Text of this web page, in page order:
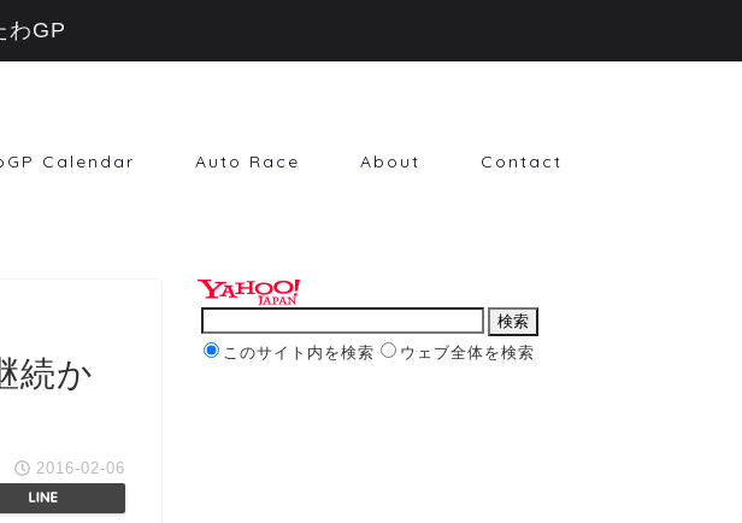
Calendar Auto Race About Contact
続か
2016-02-06
このサイト内を検索 ウェブ全体を検索
わGP